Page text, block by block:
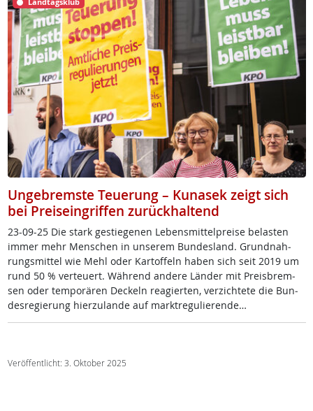
Landtagsklub
Ungebremste Teuerung – Kunasek zeigt sich
bei Preiseingriffen zurückhaltend
23-09-25 Die stark ge­s­tie­ge­nen Le­bens­mit­tel­p­rei­se be­las­ten
im­mer mehr Men­schen in un­se­rem Bun­des­land. Grund­nah­
rungs­mit­tel wie Mehl oder Kar­tof­feln ha­ben sich seit 2019 um
rund 50 % verteu­ert. Wäh­rend an­de­re Län­der mit Preis­b­rem­
sen oder tem­porä­ren De­ckeln rea­gier­ten, ver­zich­te­te die Bun­
des­re­gie­rung hier­zu­lan­de auf markt­re­gu­lie­ren­de…
Veröffentlicht: 3. Oktober 2025